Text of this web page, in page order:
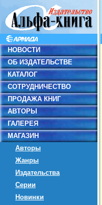
НОВОСТИ
ОБ ИЗДАТЕЛЬСТВЕ
КАТАЛОГ
СОТРУДНИЧЕСТВО
ПРОДАЖА КНИГ
АВТОРЫ
ГАЛЕРЕЯ
МАГАЗИН
Авторы
Жанры
Издательства
Серии
Новинки